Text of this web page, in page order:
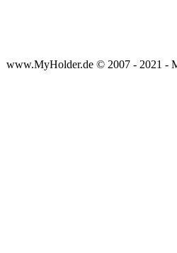
www.MyHolder.de © 2007 - 2021 -